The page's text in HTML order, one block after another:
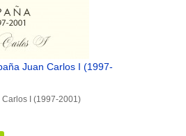
Juan Carlos I (1997-
I (1997-2001)